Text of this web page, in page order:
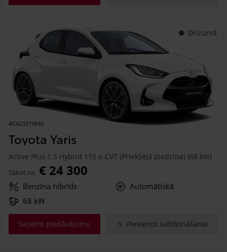
Drīzumā
#CA23379840
Toyota Yaris
Active Plus 1.5 Hybrid 115 e-CVT (Priekšējā piedziņa) (68 kW)
Sākot no € 24 300
Benzīna hibrīds
Automātiskā
68 kW
Saņemt piedāvājumu Pievienot salīdzināšanai